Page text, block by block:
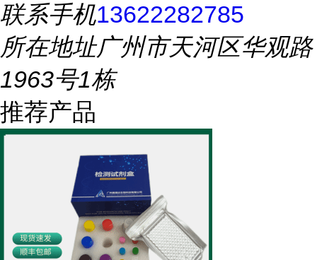
联系手机13622282785
所在地址广州市天河区华观路
1963号1栋
推荐产品